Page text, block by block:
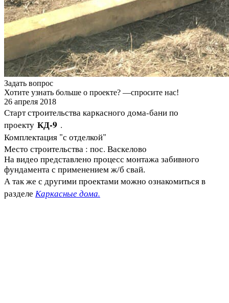
Задать вопрос
Хотите узнать больше о проекте? —спросите нас!
26 апреля 2018
Старт строительства каркасного дома-бани по
проекту КД-9 .
Комплектация "с отделкой"
Место строительства : пос. Васкелово
На видео представлено процесс монтажа забивного
фундамента с применением ж/б свай.
А так же с другими проектами можно ознакомиться в
разделе Каркасные дома.